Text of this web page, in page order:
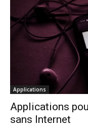
Applications
Applications
sans Internet